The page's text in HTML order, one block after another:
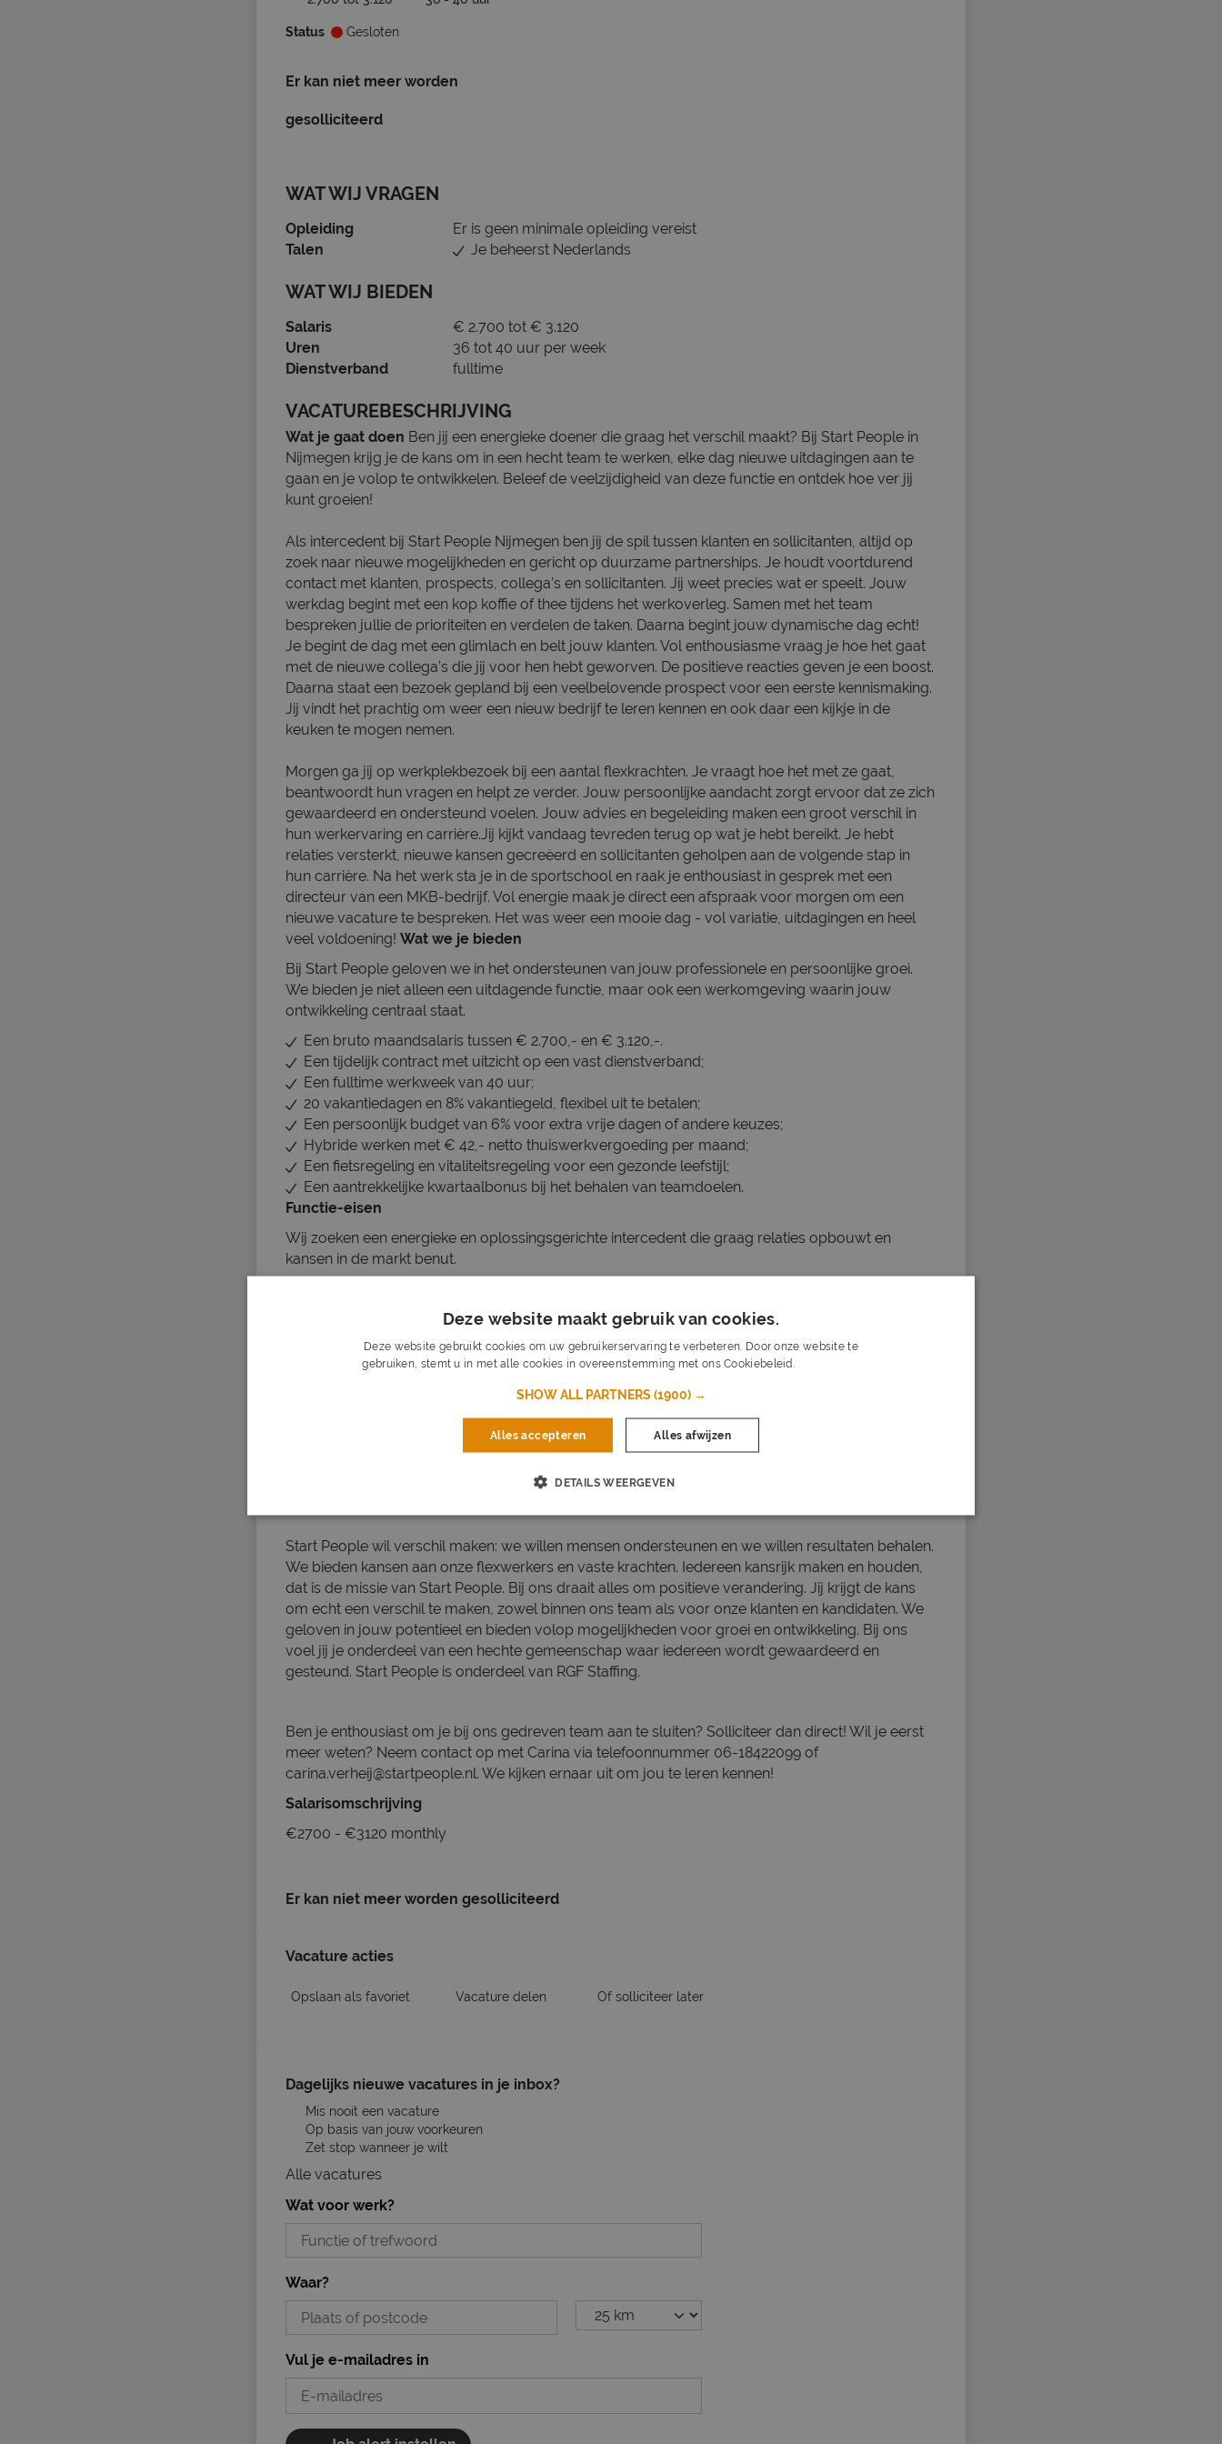
Status Gesloten
Er kan niet meer worden
gesolliciteerd
WAT WIJ VRAGEN
Opleiding
Er is geen minimale opleiding vereist
Talen
Je beheerst Nederlands
WAT WIJ BIEDEN
Salaris
€ 2.700 tot € 3.120
Uren
36 tot 40 uur per week
Dienstverband
fulltime
VACATUREBESCHRIJVING
Wat je gaat doen Ben jij een energieke doener die graag het verschil maakt? Bij Start People in
Nijmegen krijg je de kans om in een hecht team te werken, elke dag nieuwe uitdagingen aan te
gaan en je volop te ontwikkelen. Beleef de veelzijdigheid van deze functie en ontdek hoe ver jij
kunt groeien!
Als intercedent bij Start People Nijmegen ben jij de spil tussen klanten en sollicitanten, altijd op
zoek naar nieuwe mogelijkheden en gericht op duurzame partnerships. Je houdt voortdurend
contact met klanten, prospects, collega’s en sollicitanten. Jij weet precies wat er speelt. Jouw
werkdag begint met een kop koffie of thee tijdens het werkoverleg. Samen met het team
bespreken jullie de prioriteiten en verdelen de taken. Daarna begint jouw dynamische dag echt!
Je begint de dag met een glimlach en belt jouw klanten. Vol enthousiasme vraag je hoe het gaat
met de nieuwe collega’s die jij voor hen hebt geworven. De positieve reacties geven je een boost.
Daarna staat een bezoek gepland bij een veelbelovende prospect voor een eerste kennismaking.
Jij vindt het prachtig om weer een nieuw bedrijf te leren kennen en ook daar een kijkje in de
keuken te mogen nemen.
Morgen ga jij op werkplekbezoek bij een aantal flexkrachten. Je vraagt hoe het met ze gaat,
beantwoordt hun vragen en helpt ze verder. Jouw persoonlijke aandacht zorgt ervoor dat ze zich
gewaardeerd en ondersteund voelen. Jouw advies en begeleiding maken een groot verschil in
hun werkervaring en carrière.Jij kijkt vandaag tevreden terug op wat je hebt bereikt. Je hebt
relaties versterkt, nieuwe kansen gecreëerd en sollicitanten geholpen aan de volgende stap in
hun carrière. Na het werk sta je in de sportschool en raak je enthousiast in gesprek met een
directeur van een MKB-bedrijf. Vol energie maak je direct een afspraak voor morgen om een
nieuwe vacature te bespreken. Het was weer een mooie dag - vol variatie, uitdagingen en heel
veel voldoening! Wat we je bieden
Bij Start People geloven we in het ondersteunen van jouw professionele en persoonlijke groei.
We bieden je niet alleen een uitdagende functie, maar ook een werkomgeving waarin jouw
ontwikkeling centraal staat.
Een bruto maandsalaris tussen € 2.700,- en € 3.120,-.
Een tijdelijk contract met uitzicht op een vast dienstverband;
Een fulltime werkweek van 40 uur;
20 vakantiedagen en 8% vakantiegeld, flexibel uit te betalen;
Een persoonlijk budget van 6% voor extra vrije dagen of andere keuzes;
Hybride werken met € 42,- netto thuiswerkvergoeding per maand;
Een fietsregeling en vitaliteitsregeling voor een gezonde leefstijl;
Een aantrekkelijke kwartaalbonus bij het behalen van teamdoelen.
Functie-eisen
Wij zoeken een energieke en oplossingsgerichte intercedent die graag relaties opbouwt en
kansen in de markt benut.
Fulltime beschikbaar van maandag t/m vrijdag;
In het bezit van rijbewijs B en een eigen auto voor klantbezoeken;
Communicatief sterk en oplossingsgericht;
Resultaatgericht en flexibel ingesteld.
Je komt terecht in een energiek team dat samen gaat voor de beste resultaten. Vanuit ons mooie
kantoor in Nijmegen werk je onder de begeleiding van jouw leidinggevende Carina. Zij zorgt
Start People wil verschil maken: we willen mensen ondersteunen en we willen resultaten behalen.
We bieden kansen aan onze flexwerkers en vaste krachten. Iedereen kansrijk maken en houden,
dat is de missie van Start People. Bij ons draait alles om positieve verandering. Jij krijgt de kans
om echt een verschil te maken, zowel binnen ons team als voor onze klanten en kandidaten. We
geloven in jouw potentieel en bieden volop mogelijkheden voor groei en ontwikkeling. Bij ons
voel jij je onderdeel van een hechte gemeenschap waar iedereen wordt gewaardeerd en
gesteund. Start People is onderdeel van RGF Staffing.
Ben je enthousiast om je bij ons gedreven team aan te sluiten? Solliciteer dan direct! Wil je eerst
meer weten? Neem contact op met Carina via telefoonnummer 06-18422099 of
carina.verheij@startpeople.nl. We kijken ernaar uit om jou te leren kennen!
Salarisomschrijving
€2700 - €3120 monthly
Er kan niet meer worden gesolliciteerd
Vacature acties
Opslaan als favoriet Vacature delen Of solliciteer later
Dagelijks nieuwe vacatures in je inbox?
Mis nooit een vacature
Op basis van jouw voorkeuren
Zet stop wanneer je wilt
Alle vacatures
Wat voor werk?
Waar?
Vul je e-mailadres in
Deze website maakt gebruik van cookies.
Deze website gebruikt cookies om uw gebruikerservaring te verbeteren. Door onze website te
gebruiken, stemt u in met alle cookies in overeenstemming met ons Cookiebeleid.
SHOW ALL PARTNERS(1900) →
Alles accepteren Alles afwijzen
DETAILS WEERGEVEN